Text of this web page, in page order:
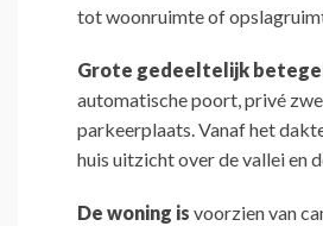
tot woonruimte of
Grote gedeeltelijk
automatische poort, privé
parkeerplaats. Vanaf het
huis uitzicht over de vallei en
De woning is voorzien van